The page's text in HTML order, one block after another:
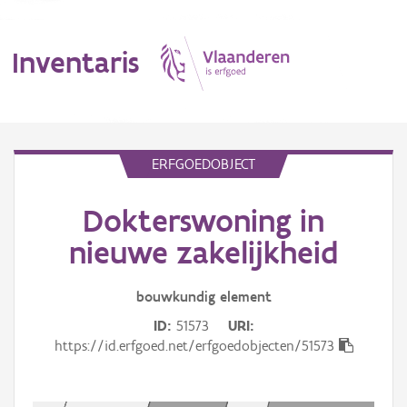
Inventaris
Aanduidingsobject
ERFGOEDOBJECT
Dokterswoning in
nieuwe zakelijkheid
bouwkundig element
ID 51573
URI
https://id.erfgoed.net/erfgoedobjecten/51573